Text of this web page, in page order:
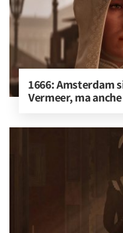
1666: Amsterdam
Vermeer, ma